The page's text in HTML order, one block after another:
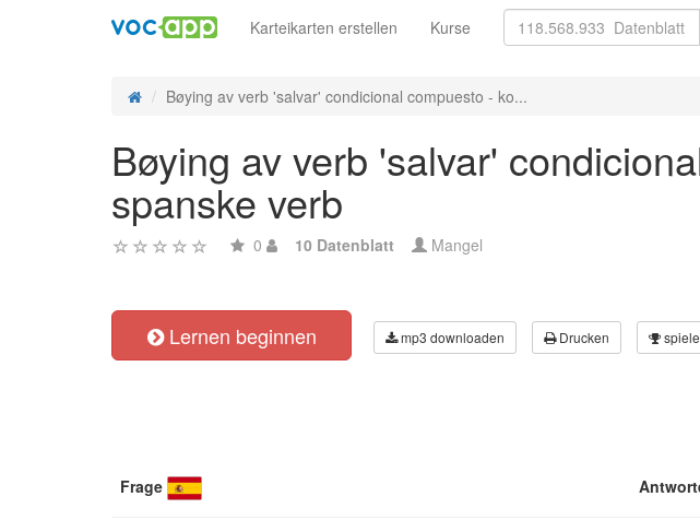
Karteikarten erstellen Kurse
Bøying av verb 'salvar' condicional compuesto - ko...
Bøying av verb 'salvar'
spanske verb
0 10 Datenblatt Mangel
Lernen beginnen mp3 downloaden Drucken
Frage